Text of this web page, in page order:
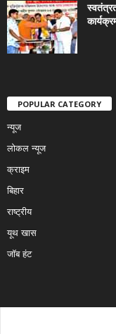
POPULAR CATEGORY
न्यूज
लोकल न्यूज
क्राइम
बिहार
राष्ट्रीय
यूथ खास
जॉब हंट